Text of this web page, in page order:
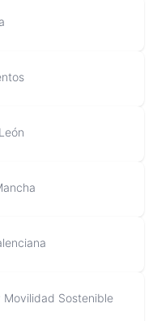
Movilidad Sostenible